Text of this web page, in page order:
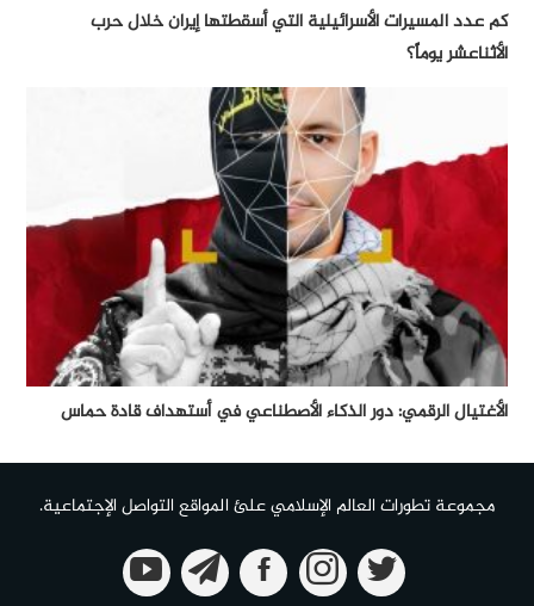
كم عدد المسيرات الأسرائيلية التي أسقطتها إيران خلال حرب
الأثناعشر يوماً؟
الأغتيال الرقمي: دور الذكاء الأصطناعي في أستهداف قادة حماس
مجموعة تطورات العالم الإسلامي علئ المواقع التواصل الإجتماعية.